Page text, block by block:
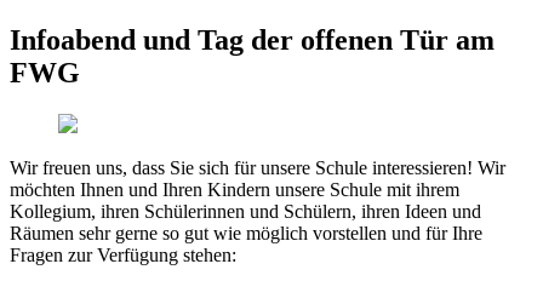
Infoabend und Tag der offenen Tür am
FWG
Wir freuen uns, dass Sie sich für unsere Schule interessieren! Wir
möchten Ihnen und Ihren Kindern unsere Schule mit ihrem
Kollegium, ihren Schülerinnen und Schülern, ihren Ideen und
Räumen sehr gerne so gut wie möglich vorstellen und für Ihre
Fragen zur Verfügung stehen: